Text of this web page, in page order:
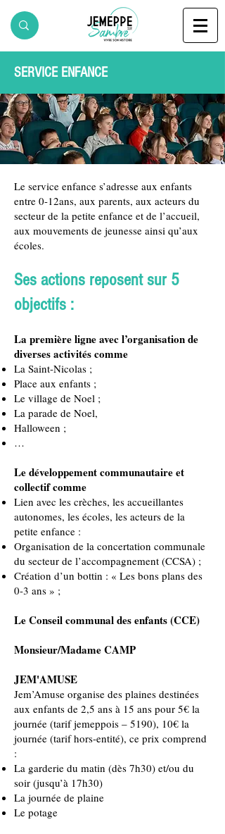
SERVICE ENFANCE
Le service enfance s’adresse aux enfants
entre 0-12ans, aux parents, aux acteurs du
secteur de la petite enfance et de l’accueil,
aux mouvements de jeunesse ainsi qu’aux
écoles.
​Ses actions reposent sur 5
objectifs :
La première ligne avec l’organisation de
diverses activités comme
La Saint-Nicolas ;
Place aux enfants ;
Le village de Noel ;
La parade de Noel,
Halloween ;
…
Le développement communautaire et
collectif comme
Lien avec les crèches, les accueillantes
autonomes, les écoles, les acteurs de la
petite enfance :
Organisation de la concertation communale
du secteur de l’accompagnement (CCSA) ;
Création d’un bottin : « Les bons plans des
0-3 ans » ;
Le Conseil communal des enfants (CCE)
Monsieur/Madame CAMP
JEM'AMUSE
Jem’Amuse organise des plaines destinées
aux enfants de 2,5 ans à 15 ans pour 5€ la
journée (tarif jemeppois – 5190), 10€ la
journée (tarif hors-entité), ce prix comprend
:
La garderie du matin (dès 7h30) et/ou du
soir (jusqu’à 17h30)
La journée de plaine
Le potage